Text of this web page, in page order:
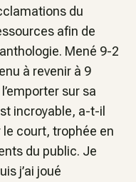
du
afin de
Mené 9-2
à revenir à 9
sur sa
incroyable, a-t-il
court, trophée en
du public. Je
j’ai joué